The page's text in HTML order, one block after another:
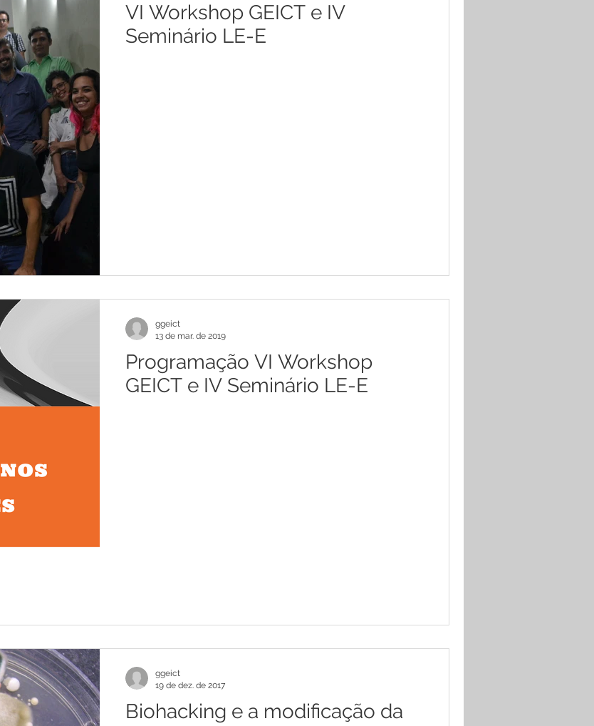
VI Workshop GEICT e IV
Seminário LE-E
Programação VI Workshop
GEICT e IV Seminário LE-E
ggeict
13 de mar. de 2019
Biohacking e a modificação da
ggeict
19 de dez. de 2017